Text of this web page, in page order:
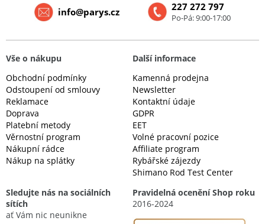
227 272 797
Po-Pá: 9:00-17:00
info@parys.cz
Vše o nákupu
Obchodní podmínky
Odstoupení od smlouvy
Reklamace
Doprava
Platební metody
Věrnostní program
Nákupní rádce
Nákup na splátky
Další informace
Kamenná prodejna
Newsletter
Kontaktní údaje
GDPR
EET
Volné pracovní pozice
Affiliate program
Rybářské zájezdy
Shimano Rod Test Center
Sledujte nás na sociálních
sítích
ať Vám nic neunikne
Pravidelná ocenění Shop roku
2016-2024